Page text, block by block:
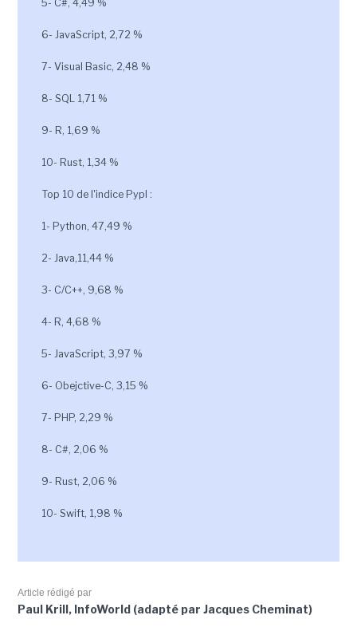
5- C#, 4,49 %
6- JavaScript, 2,72 %
7- Visual Basic, 2,48 %
8- SQL 1,71 %
9- R, 1,69 %
10- Rust, 1,34 %
Top 10 de l'indice Pypl :
1- Python, 47,49 %
2- Java,11,44 %
3- C/C++, 9,68 %
4- R, 4,68 %
5- JavaScript, 3,97 %
6- Obejctive-C, 3,15 %
7- PHP, 2,29 %
8- C#, 2,06 %
9- Rust, 2,06 %
10- Swift, 1,98 %
Article rédigé par
Paul Krill, InfoWorld (adapté par Jacques Cheminat)